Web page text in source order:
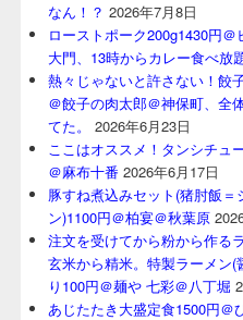
なん！？ 2026年7月8日
ローストポーク200g1430円
大門、13時からカレー食べ放
熱々じゃないと許さない！餃
＠餃子の肉太郎＠神保町、全
てた。
2026年6月23日
ここはオススメ！タンシチュ
＠麻布十番 2026年6月17日
豚すね煮込みセット(猪肘飯＝
ン)1100円＠柏宴＠秋葉原
注文を受けてから粉から作る
玄米から精米。特製ラーメン(
り100円＠麺や 七彩＠八丁堀
あじたたき大盛定食1500円＠